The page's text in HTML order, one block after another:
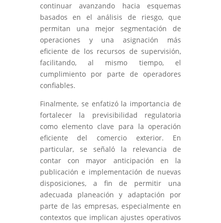
continuar avanzando hacia esquemas
basados en el análisis de riesgo, que
permitan una mejor segmentación de
operaciones y una asignación más
eficiente de los recursos de supervisión,
facilitando, al mismo tiempo, el
cumplimiento por parte de operadores
confiables.
Finalmente, se enfatizó la importancia de
fortalecer la previsibilidad regulatoria
como elemento clave para la operación
eficiente del comercio exterior. En
particular, se señaló la relevancia de
contar con mayor anticipación en la
publicación e implementación de nuevas
disposiciones, a fin de permitir una
adecuada planeación y adaptación por
parte de las empresas, especialmente en
contextos que implican ajustes operativos